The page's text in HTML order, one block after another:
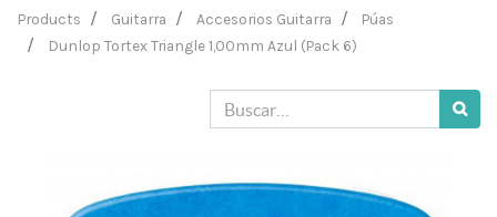
Products Guitarra Accesorios Guitarra
Púas
Dunlop Tortex Triangle 1,00mm Azul (Pack 6)